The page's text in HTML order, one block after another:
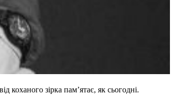
коханого зірка пам’ятає, як сьогодні.